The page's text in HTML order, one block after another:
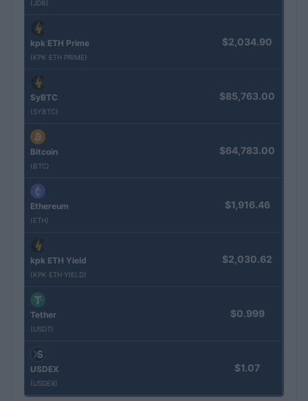
(JDB)
kpk ETH Prime
(KPK ETH PRIME)
$2,034.90
SyBTC
(SYBTC)
$85,763.00
Bitcoin
(BTC)
$64,783.00
Ethereum
(ETH)
$1,916.46
kpk ETH Yield
(KPK ETH YIELD)
$2,030.62
Tether
(USDT)
$0.999
USDEX
(USDEX)
$1.07